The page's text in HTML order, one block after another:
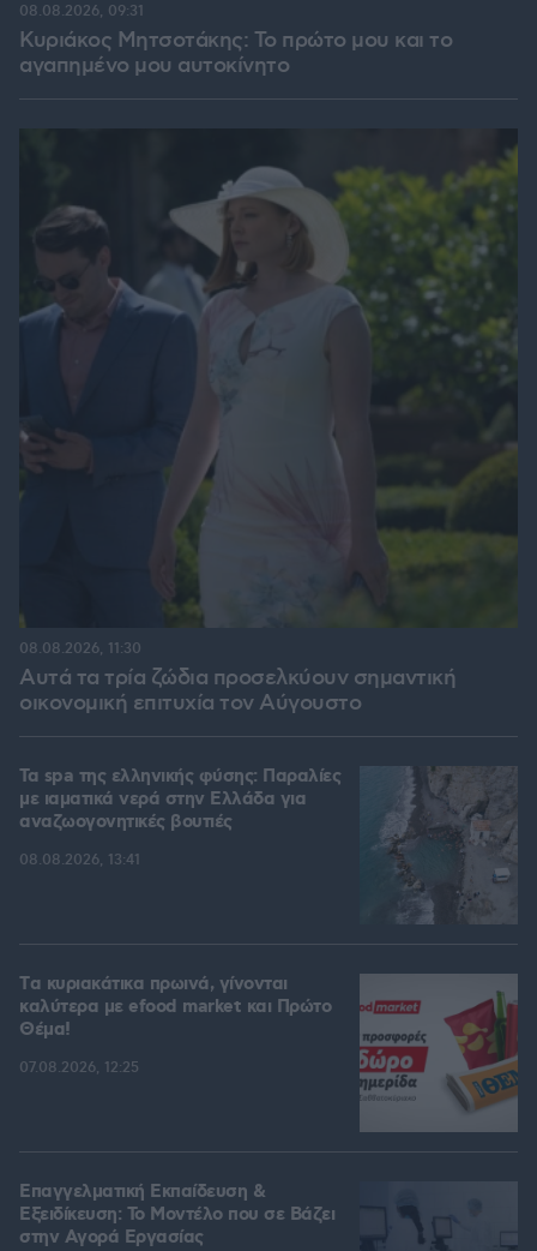
Κυριάκος Μητσοτάκης: Το πρώτο μου και το
αγαπημένο μου αυτοκίνητο
08.08.2026, 09:31
Αυτά τα τρία ζώδια προσελκύουν σημαντική
οικονομική επιτυχία τον Αύγουστο
08.08.2026, 11:30
Τα spa της ελληνικής φύσης: Παραλίες
με ιαματικά νερά στην Ελλάδα για
αναζωογονητικές βουτιές
08.08.2026, 13:41
Tα κυριακάτικα πρωινά, γίνονται
καλύτερα με efood market και Πρώτο
Θέμα!
07.08.2026, 12:25
Επαγγελματική Εκπαίδευση &
Εξειδίκευση: Το Mοντέλο που σε Bάζει
στην Aγορά Eργασίας